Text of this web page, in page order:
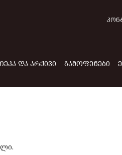
ᲓᲐ ᲐᲠᲥᲘᲕᲘ ᲒᲐᲛᲝᲤᲔᲜᲔᲑᲘ